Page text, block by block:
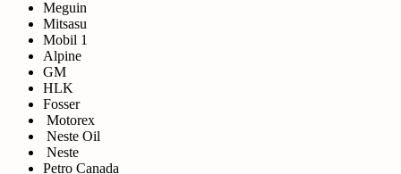
Meguin
Mitsasu
Mobil 1
Alpine
GM
HLK
Fosser
Motorex
Neste Oil
Neste
Petro Canada